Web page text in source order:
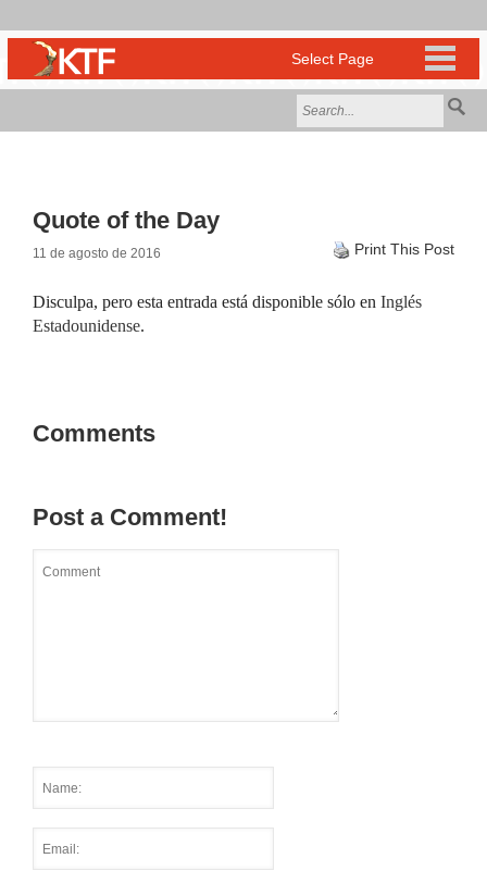
Quote of the Day
11 de agosto de 2016 Print This Post
Disculpa, pero esta entrada está disponible sólo en Inglés
Estadounidense.
Comments
Post a Comment!